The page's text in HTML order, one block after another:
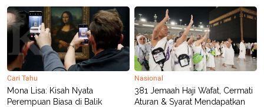
SITEMAP PROFILETERM
OF
USE
PEDOMAN
PEMBERITAAN
SIBER
PRIVACY
POLICY
Cari Tahu
Mona Lisa: Kisah Nyata
Perempuan Biasa di Balik
Nasional
381 Jemaah Haji Wafat, Cermati
Aturan & Syarat Mendapatkan